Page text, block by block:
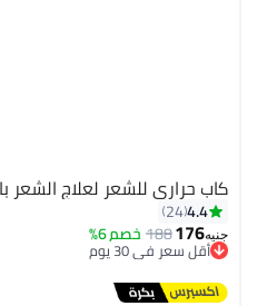
كاب حراري للشعر لعلاج الشعر
4.4
24
جنيه176
188خصم 6%
أقل سعر في 30 يوم
توصيل مجاني
أقل سعر في 30 يوم